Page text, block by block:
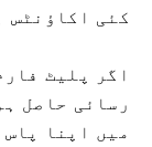
کئی اکاؤنٹس
اگر پلیٹ
رسائی حاصل
میں اپنا پاس